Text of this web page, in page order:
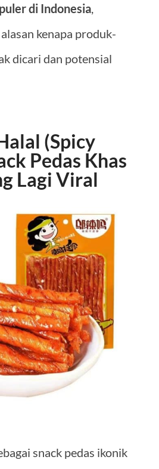
di Indonesia,
kenapa produk-
dicari dan potensial
(Spicy
Pedas Khas
Lagi Viral
snack pedas ikonik